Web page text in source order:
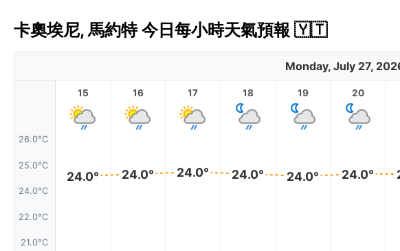
卡奧埃尼, 馬約特 今日每小時天氣預報 🇾🇹
Monday, July 27,
26.0°C
25.0°C
24.0°C
22.0°C
21.0°C
15
24.0°
16
24.0°
17
24.0°
18
24.0°
19
24.0°
20
24.0°